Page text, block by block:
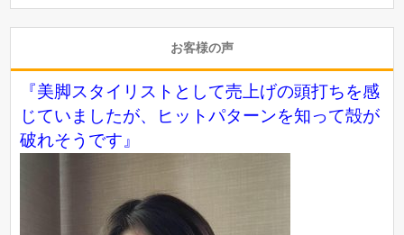
お客様の声
『美脚スタイリストとして売上げの頭打ちを感
じていましたが、ヒットパターンを知って殻が
破れそうです』